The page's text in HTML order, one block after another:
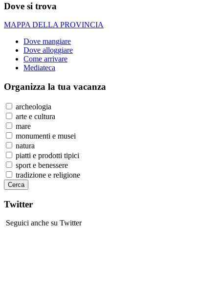
Dove si trova
MAPPA DELLA PROVINCIA
Dove mangiare
Dove alloggiare
Come arrivare
Mediateca
Organizza la tua vacanza
archeologia
arte e cultura
mare
monumenti e musei
natura
piatti e prodotti tipici
sport e benessere
tradizione e religione
Twitter
Seguici anche su Twitter